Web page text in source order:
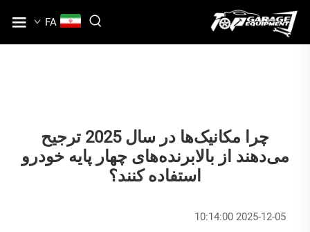
FA
چرا مکانیک‌ها در سال 2025 ترجیح
می‌دهند از بالابرنده‌های چهار پایه خودرو
استفاده کنند؟
2025-12-05 10:14:00